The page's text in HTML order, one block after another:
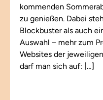
kommenden
zu genießen. Dabei
Blockbuster als auch
Auswahl – mehr zum
Websites der
darf man sich auf: […]